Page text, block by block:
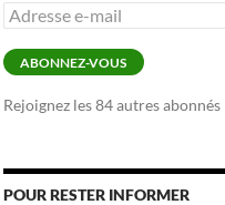
Adresse
e-
mail
ABONNEZ-VOUS
Rejoignez les 84 autres abonnés
POUR RESTER INFORMER